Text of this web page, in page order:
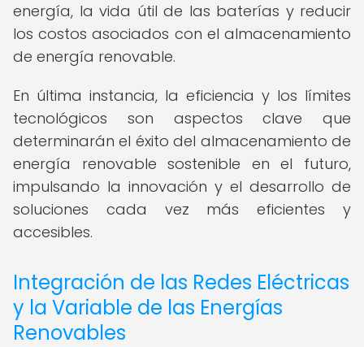
energía, la vida útil de las baterías y reducir
los costos asociados con el almacenamiento
de energía renovable.
En última instancia, la eficiencia y los límites
tecnológicos son aspectos clave que
determinarán el éxito del almacenamiento de
energía renovable sostenible en el futuro,
impulsando la innovación y el desarrollo de
soluciones cada vez más eficientes y
accesibles.
Integración de las Redes Eléctricas
y la Variable de las Energías
Renovables